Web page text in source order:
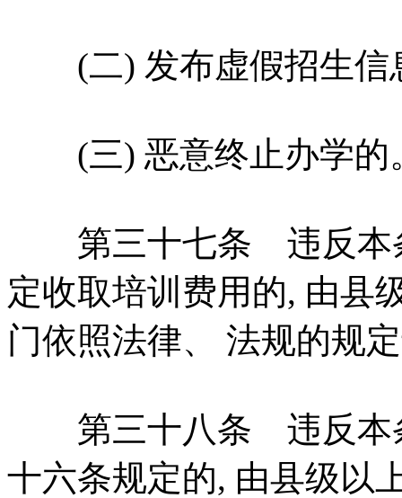
(二) 发布虚假招生信
(三) 恶意终止办学的
第三十七条 违反本条
定收取培训费用的, 由县
门依照法律、 法规的规
第三十八条 违反本条
十六条规定的, 由县级以